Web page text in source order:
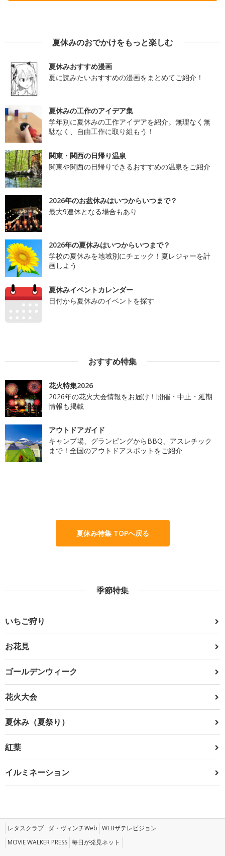
夏休みのおでかけをもっと楽しむ
夏休みおすすめ漫画
夏に読みたいおすすめの漫画をまとめてご紹介！
夏休みの工作のアイデア集
学年別に夏休みの工作アイデアを紹介。無理なく無
駄なく、自由工作に取り組もう！
関東・関西の日帰り温泉
関東や関西の日帰りできるおすすめの温泉をご紹介
2026年のお盆休みはいつからいつまで？
最大9連休となる場合もあり
2026年の夏休みはいつからいつまで？
学校の夏休みを地域別にチェック！夏レジャーを計
画しよう
夏休みイベントカレンダー
日付から夏休みのイベントを探す
おすすめ特集
花火特集2026
2026年の花火大会情報をお届け！開催・中止・延期
情報も掲載
アウトドアガイド
キャンプ場、グランピングからBBQ、アスレチック
まで！全国のアウトドアスポットをご紹介
夏休み特集 TOPへ戻る
季節特集
いちご狩り
お花見
ゴールデンウィーク
花火大会
夏休み（夏祭り）
紅葉
イルミネーション
レタスクラブ ダ・ヴィンチWeb WEBザテレビジョン
MOVIE WALKER PRESS 毎日が発見ネット